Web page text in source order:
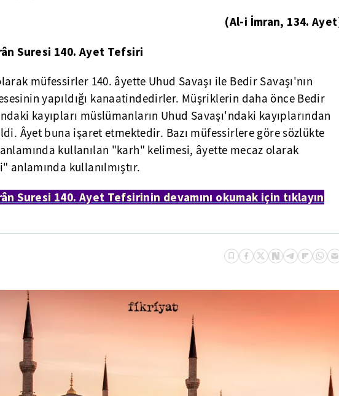
(Al-i İmran, 134.
Suresi 140. Ayet Tefsiri
müfessirler 140. âyette Uhud Savaşı ile Bedir Savaşı'nın
yapıldığı kanaatindedirler. Müşriklerin daha önce Bedir
kayıpları müslümanların Uhud Savaşı'ndaki kayıplarından
Âyet buna işaret etmektedir. Bazı müfessirlere göre sözlükte
kullanılan "karh" kelimesi, âyette mecaz olarak
anlamında kullanılmıştır.
Suresi 140. Ayet Tefsirinin devamını okumak için tıklayın